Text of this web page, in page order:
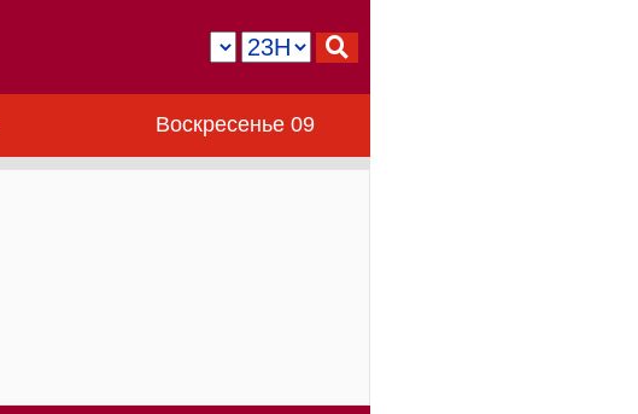
Воскресенье 09